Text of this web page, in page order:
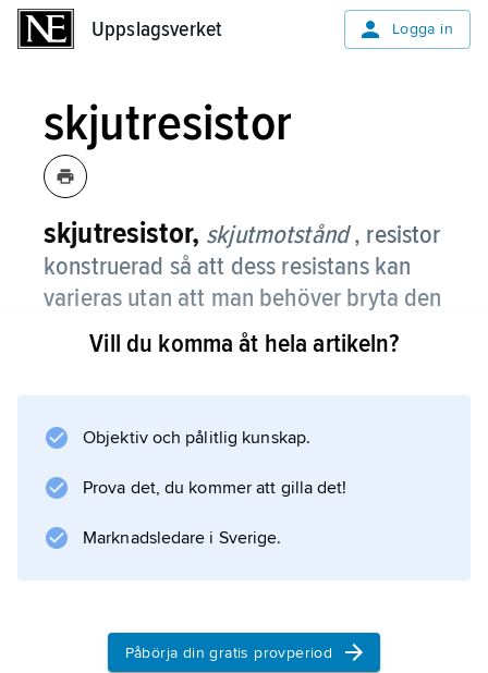
Uppslagsverket Logga in
skjutresistor
skjutresistor, skjutmotstånd , resistor
konstruerad så att dess resistans kan
varieras utan att man behöver bryta den
krets i vilken den är inkopplad.
Vill du komma åt hela artikeln?
Objektiv och pålitlig kunskap.
Prova det, du kommer att gilla det!
Marknadsledare i Sverige.
Påbörja din gratis provperiod